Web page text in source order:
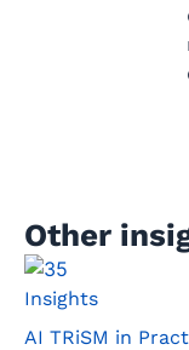
Other
Insights
AI TRiSM in